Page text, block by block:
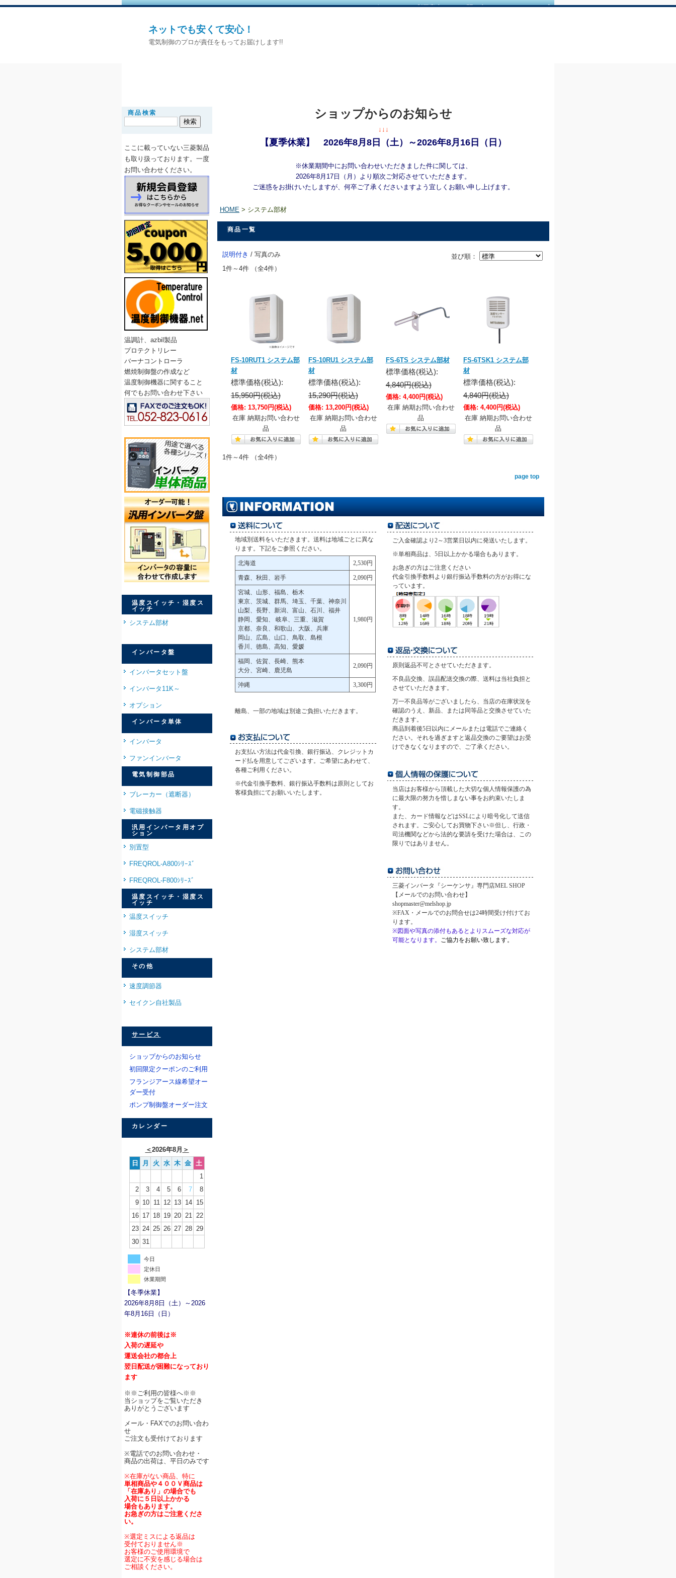
ネットでも安くて安心！
電気制御のプロが責任をもってお届けします!!
カートをみる ｜ マイページへログイン ｜ ご利用案内 ｜ お問い合せ ｜ サイトマップ
商品検索
ここに載っていない三菱製品
も取り扱っております。一度
お問い合わせください。
温調計、azbil製品
プロテクトリレー
バーナコントローラ
燃焼制御盤の作成など
温度制御機器に関すること
何でもお問い合わせ下さい
温度スイッチ・湿度ス
イッチ
システム部材
インバータ盤
インバータセット盤
インバータ11K～
オプション
インバータ単体
インバータ
ファンインバータ
電気制御部品
ブレーカー（遮断器）
電磁接触器
汎用インバータ用オプ
ション
別置型
FREQROL-A800ｼﾘｰｽﾞ
FREQROL-F800ｼﾘｰｽﾞ
温度スイッチ・湿度ス
イッチ
温度スイッチ
湿度スイッチ
システム部材
その他
速度調節器
セイクン自社製品
サービス
ショップからのお知らせ
初回限定クーポンのご利用
フランジアース線希望オー
ダー受付
ポンプ制御盤オーダー注文
カレンダー
＜2026年8月 ＞
日
月 火 水 木 金 土
1
2
3 4 5 6 7
8
9 10 11 12 13 14 15
16 17 18 19 20 21 22
23 24 25 26 27 28 29
30 31
今日
定休日
休業期間
【冬季休業】
2026年8月8日（土）～2026
年8月16日（日）
※連休の前後は※
入荷の遅延や
運送会社の都合上
翌日配送が困難になっており
ます
※※ご利用の皆様へ※※
当ショップをご覧いただき
ありがとうございます
メール・FAXでのお問い合わ
せ
ご注文も受付けております
※電話でのお問い合わせ・
商品の出荷は、平日のみです
※在庫がない商品、特に
単相商品や４００Ｖ商品は
「在庫あり」の場合でも
入荷に５日以上かかる
場合もあります。
お急ぎの方はご注意くださ
い。
※選定ミスによる返品は
受付ておりません※
お客様のご使用環境で
選定に不安を感じる場合は
ご相談ください。
ショップからのお知らせ
↓↓↓
【夏季休業】 2026年8月8日（土）～2026年8月16日（日）
※休業期間中にお問い合わせいただきました件に関しては、
2026年8月17日（月）より順次ご対応させていただきます。
ご迷惑をお掛けいたしますが、何卒ご了承くださいますよう宜しくお願い申し上げます。
HOME > システム部材
商品一覧
並び順：
説明付き / 写真のみ
1件～4件 （全4件）
FS-10RUT1 システム部
材
標準価格(税込):
15,950円(税込)
価格: 13,750円(税込)
在庫 納期お問い合わせ
品
FS-10RU1 システム部
材
標準価格(税込):
15,290円(税込)
価格: 13,200円(税込)
在庫 納期お問い合わせ
品
FS-6TS システム部材
標準価格(税込):
4,840円(税込)
価格: 4,400円(税込)
在庫 納期お問い合わせ
品
FS-6TSK1 システム部
材
標準価格(税込):
4,840円(税込)
価格: 4,400円(税込)
在庫 納期お問い合わせ
品
1件～4件 （全4件）
page top
地域別送料をいただきます。送料は地域ごとに異な
ります。下記をご参照ください。
北海道 2,530円
青森、秋田、岩手 2,090円
宮城、山形、福島、栃木
東京、茨城、群馬、埼玉、千葉、神奈川
山梨、長野、新潟、富山、石川、福井
静岡、愛知、 岐阜、三重、滋賀
京都、奈良、和歌山、大阪、兵庫
岡山、広島、山口、鳥取、島根
香川、徳島、高知、愛媛
1,980円
福岡、佐賀、長崎、熊本
大分、宮崎、鹿児島
2,090円
沖縄 3,300円
離島、一部の地域は別途ご負担いただきます。
お支払い方法は代金引換、銀行振込、クレジットカ
ード払を用意してございます。ご希望にあわせて、
各種ご利用ください。
※代金引換手数料、銀行振込手数料は原則としてお
客様負担にてお願いいたします。
ご入金確認より2～3営業日以内に発送いたします。
※単相商品は、5日以上かかる場合もあります。
お急ぎの方はご注意ください
代金引換手数料より銀行振込手数料の方がお得にな
っています。
原則返品不可とさせていただきます。
不良品交換、誤品配送交換の際、送料は当社負担と
させていただきます。
万一不良品等がございましたら、当店の在庫状況を
確認のうえ、新品、または同等品と交換させていた
だきます。
商品到着後5日以内にメールまたは電話でご連絡く
ださい。それを過ぎますと返品交換のご要望はお受
けできなくなりますので、ご了承ください。
当店はお客様から頂載した大切な個人情報保護の為
に最大限の努力を惜しまない事をお約束いたしま
す。
また、カード情報などはSSLにより暗号化して送信
されます。ご安心してお買物下さい※但し、行政・
司法機関などから法的な要請を受けた場合は、この
限りではありません。
三菱インバータ『シーケンサ』専門店MEL SHOP
【メールでのお問い合わせ】
shopmaster@melshop.jp
※FAX・メールでのお問合せは24時間受け付けてお
ります。
※図面や写真の添付もあるとよりスムーズな対応が
可能となります。 ご協力をお願い致します。